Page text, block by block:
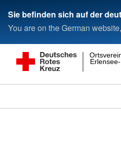
Sie befinden sich auf der
You are on the German